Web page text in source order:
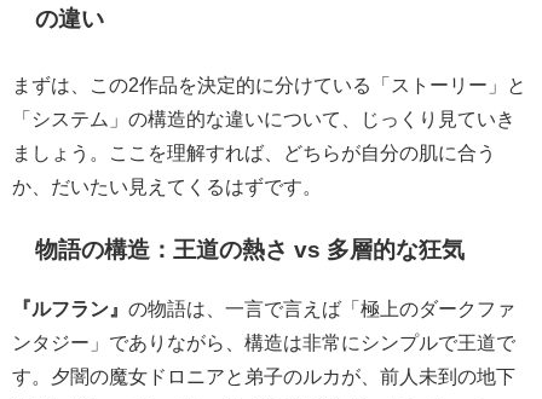
の違い
まずは、この2作品を決定的に分けている「ストーリー」と
「システム」の構造的な違いについて、じっくり見ていき
ましょう。ここを理解すれば、どちらが自分の肌に合う
か、だいたい見えてくるはずです。
物語の構造：王道の熱さ vs 多層的な狂気
『ルフラン』 の物語は、一言で言えば「極上のダークファ
ンタジー」でありながら、構造は非常にシンプルで王道で
す。夕闇の魔女ドロニアと弟子のルカが、前人未到の地下